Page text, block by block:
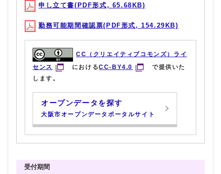
申し立て書(PDF形式, 65.68KB)
勤務可能期間確認票(PDF形式, 154.29KB)
CC（クリエイティブコモンズ）ライ
センス
におけるCC-BY4.0
で提供いた
します。
オープンデータを探す
大阪市オープンデータポータルサイト
受付期間